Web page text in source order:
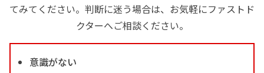
てみてください。判断に迷う場合は、お気軽にファストド
クターへご相談ください。
意識がない